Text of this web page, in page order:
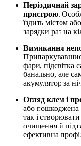
Періодичний
пристрою.
їздить містом
зарядки раз на
Вимикання
фари, підсвітка
банально, але
акумулятор за
Огляд клем і
або пошкоджена
так і
очищення й
ефективна